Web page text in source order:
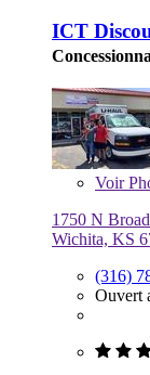
ICT
Voir
1750 N
Wichita, KS
(316)
Ouvert